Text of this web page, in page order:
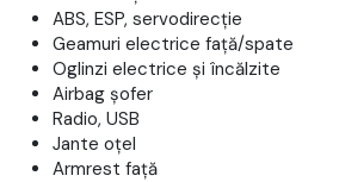
ABS, ESP, servodirecție
Geamuri electrice față/spate
Oglinzi electrice și încălzite
Airbag șofer
Radio, USB
Jante oțel
Armrest față